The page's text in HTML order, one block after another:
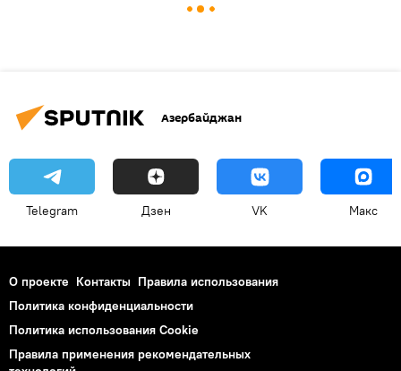
Азербайджан
Telegram Дзен VK Макс
О проекте Контакты Правила использования
Политика конфиденциальности
Политика использования Cookie
Правила применения рекомендательных